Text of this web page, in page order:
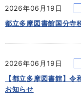
2026年06月19日
都立多摩図書館国分寺
2026年06月19日
【都立多摩図書館】
お知らせ